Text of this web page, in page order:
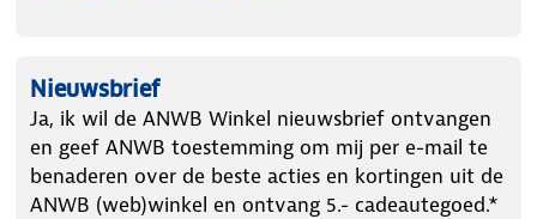
Nieuwsbrief
Ja, ik wil de ANWB Winkel nieuwsbrief ontvangen
en geef ANWB toestemming om mij per e-mail te
benaderen over de beste acties en kortingen uit de
ANWB (web)winkel en ontvang 5.- cadeautegoed.*